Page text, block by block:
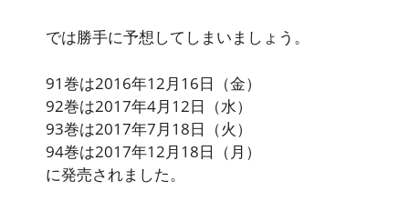
では勝手に予想してしまいましょう。
91巻は2016年12月16日（金）
92巻は2017年4月12日（水）
93巻は2017年7月18日（火）
94巻は2017年12月18日（月）
に発売されました。